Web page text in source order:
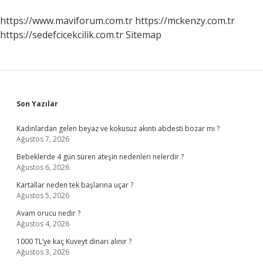
https://www.maviforum.com.tr https://mckenzy.com.tr
https://sedefcicekcilik.com.trSitemap
Sidebar
Son Yazılar
Kadınlardan gelen beyaz ve kokusuz akıntı abdesti bozar mı ?
Ağustos 7, 2026
Bebeklerde 4 gün süren ateşin nedenleri nelerdir ?
Ağustos 6, 2026
Kartallar neden tek başlarına uçar ?
Ağustos 5, 2026
Avam orucu nedir ?
Ağustos 4, 2026
1000 TL’ye kaç Kuveyt dinarı alınır ?
Ağustos 3, 2026